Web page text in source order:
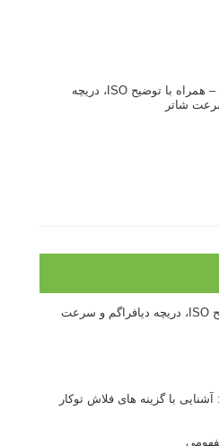
درک نوردهی – همراه با توضیح ISO، دریچه
شاتر
درک نوردهی – همراه با توضیح ISO، دریچه دیافراگم و سرعت
با گزینه های فلاش توکار